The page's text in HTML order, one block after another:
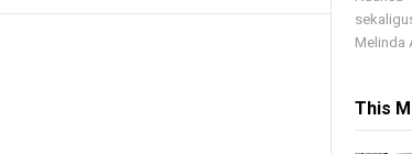
Melinda
This